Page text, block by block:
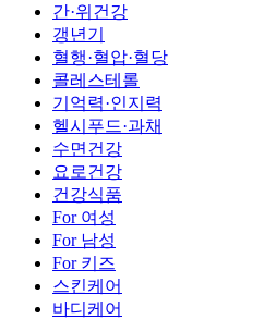
간·위건강
갱년기
혈행·혈압·혈당
콜레스테롤
기억력·인지력
헬시푸드·과채
수면건강
요로건강
건강식품
For 여성
For 남성
For 키즈
스킨케어
바디케어